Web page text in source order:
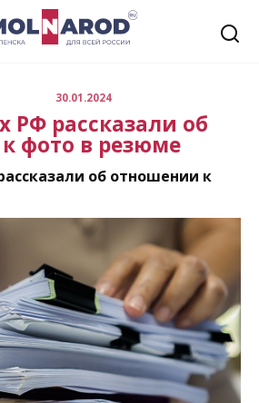
30.01.2024
РФ рассказали об
фото в резюме
об отношении к